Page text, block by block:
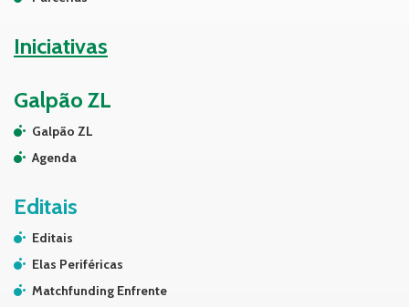
Iniciativas
Galpão ZL
Galpão ZL
Agenda
Editais
Editais
Elas Periféricas
Matchfunding Enfrente